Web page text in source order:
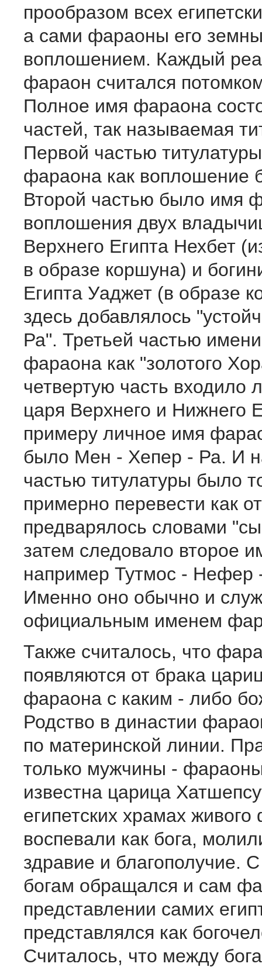
прообразом всех
а сами фараоны его
воплошением. Каждый
фараон считался
Полное имя фараона
частей, так называемая
Первой частью
фараона как воплошение
Второй частью было имя
воплошения двух
Верхнего Египта Нехбет
в образе коршуна) и
Египта Уаджет (в образе
здесь добавлялось
Ра". Третьей частью
фараона как "золотого
четвертую часть входило
царя Верхнего и Нижнего
примеру личное имя
было Мен - Хепер - Ра. И
частью титулатуры было
примерно перевести как
предварялось словами
затем следовало второе
например Тутмос - Нефер
Именно оно обычно и
официальным именем
Также считалось, что
появляются от брака
фараона с каким - либо
Родство в династии
по материнской линии.
только мужчины -
известна царица
египетских храмах
воспевали как бога,
здравие и благополучие.
богам обращался и сам
представлении самих
представлялся как
Считалось, что между